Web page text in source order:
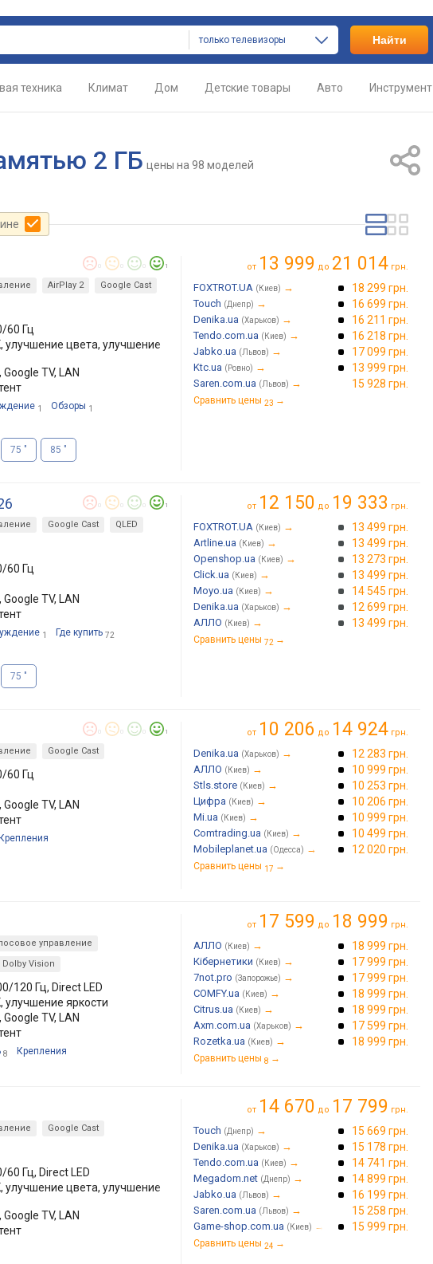
только телевизоры Найти
техника Климат Дом Детские товары Авто Инструмент
2 ГБ цены на 98 моделей
1
AirPlay 2
Google Cast
60 Гц
улучшение цвета, улучшение
TV, LAN
1 Обзоры 1
75 " 85 "
от 13 999 до 21 014 грн.
FOXTROT.UA (Киев) → 18 299 грн.
Touch (Днепр) → 16 699 грн.
Denika.ua (Харьков) → 16 211 грн.
Tendo.com.ua (Киев) → 16 218 грн.
Jabko.ua (Львов) → 17 099 грн.
Ktc.ua (Ровно) → 13 999 грн.
Saren.com.ua (Львов) → 15 928 грн.
Сравнить цены 23 →
1
Google Cast
QLED
60 Гц
TV, LAN
1 Где купить 72
75 "
от 12 150 до 19 333 грн.
FOXTROT.UA (Киев) → 13 499 грн.
Artline.ua (Киев) → 13 499 грн.
Openshop.ua (Киев) → 13 273 грн.
Click.ua (Киев) → 13 499 грн.
Moyo.ua (Киев) → 14 545 грн.
Denika.ua (Харьков) → 12 699 грн.
АЛЛО (Киев) → 13 499 грн.
Сравнить цены 72 →
1
Google Cast
60 Гц
TV, LAN
Крепления
от 10 206 до 14 924 грн.
Denika.ua (Харьков) → 12 283 грн.
АЛЛО (Киев) → 10 999 грн.
Stls.store (Киев) → 10 253 грн.
Цифра (Киев) → 10 206 грн.
Mi.ua (Киев) → 10 999 грн.
Comtrading.ua (Киев) → 10 499 грн.
Mobileplanet.ua (Одесса) → 12 020 грн.
Сравнить цены 17 →
управление
Dolby Vision
120 Гц, Direct LED
улучшение яркости
TV, LAN
8 Крепления
от 17 599 до 18 999 грн.
АЛЛО (Киев) → 18 999 грн.
Кібернетики (Киев) → 17 999 грн.
7not.pro (Запорожье) → 17 999 грн.
COMFY.ua (Киев) → 18 999 грн.
Citrus.ua (Киев) → 18 999 грн.
Axm.com.ua (Харьков) → 17 599 грн.
Rozetka.ua (Киев) → 18 999 грн.
Сравнить цены 8 →
Google Cast
60 Гц, Direct LED
улучшение цвета, улучшение
TV, LAN
от 14 670 до 17 799 грн.
Touch (Днепр) → 15 669 грн.
Denika.ua (Харьков) → 15 178 грн.
Tendo.com.ua (Киев) → 14 741 грн.
Megadom.net (Днепр) → 14 899 грн.
Jabko.ua (Львов) → 16 199 грн.
Saren.com.ua (Львов) → 15 258 грн.
Game-shop.com.ua (Киев) → 15 999 грн.
Сравнить цены 24 →